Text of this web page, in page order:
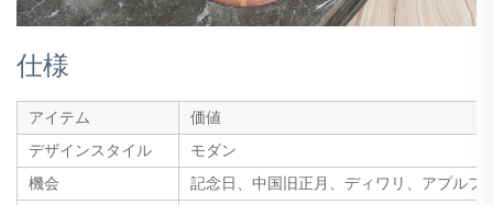
仕様
アイテム
価値
デザインスタイル
モダン
機会
記念日、中国旧正月、ディワリ、アプルフ